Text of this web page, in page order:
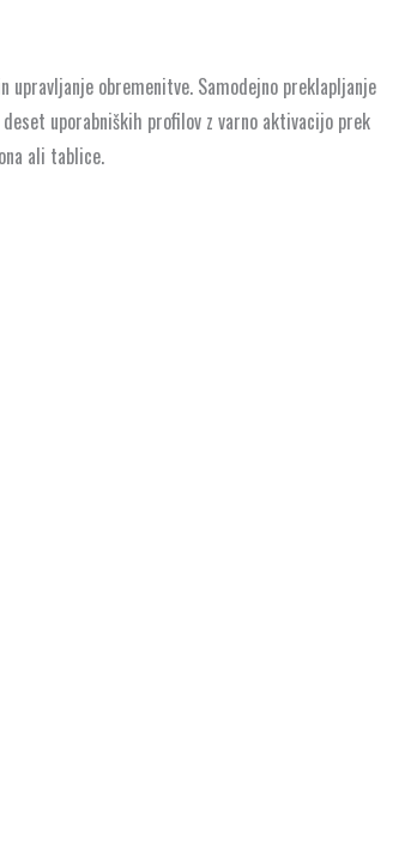
upravljanje obremenitve. Samodejno preklapljanje
uporabniških profilov z varno aktivacijo prek
ali tablice.